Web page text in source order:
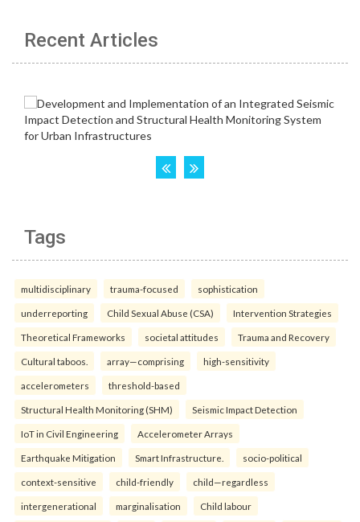
Recent Articles
Tags
multidisciplinary trauma-focused sophistication
underreporting Child Sexual Abuse (CSA) Intervention Strategies
Theoretical Frameworks societal attitudes Trauma and Recovery
Cultural taboos. array—comprising high-sensitivity
accelerometers threshold-based
Structural Health Monitoring (SHM) Seismic Impact Detection
IoT in Civil Engineering Accelerometer Arrays
Earthquake Mitigation Smart Infrastructure. socio-political
context-sensitive child-friendly child—regardless
intergenerational marginalisation Child labour